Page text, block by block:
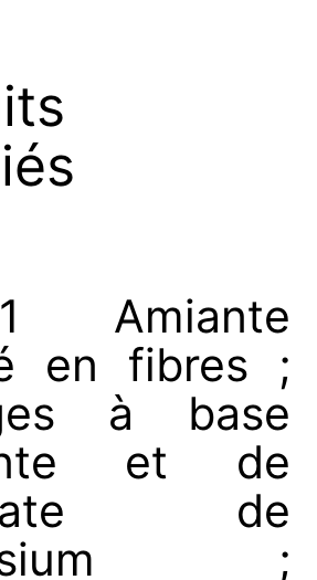
Amiante
en fibres ;
à base
et de
de
;